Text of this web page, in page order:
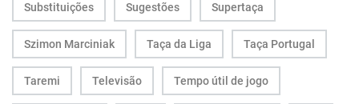
Substituições Sugestões Supertaça
Szimon Marciniak Taça da Liga Taça Portugal
Taremi Televisão Tempo útil de jogo